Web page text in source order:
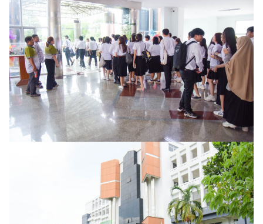
Search
for:
Search